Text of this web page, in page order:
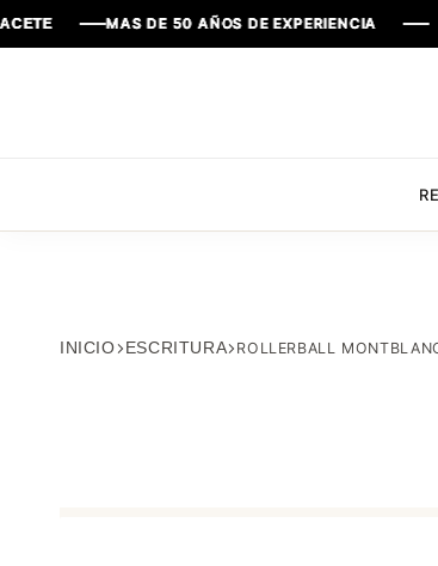
MAS DE 50 AÑOS DE EXPERIENCIA
MAS DE 50 AÑOS DE EXPERIENCIA
MAS DE 50 AÑOS DE EXPERIENCIA
MAS DE 50 AÑOS DE EXPERIENCIA
INICIO ESCRITURA ROLLERBALL